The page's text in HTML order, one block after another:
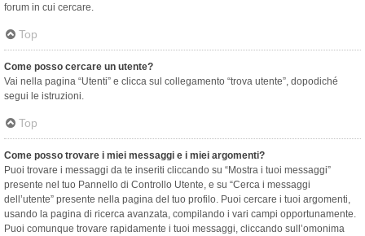
forum in cui cercare.
Top
Come posso cercare un utente?
Vai nella pagina “Utenti” e clicca sul collegamento “trova utente”, dopodiché
segui le istruzioni.
Top
Come posso trovare i miei messaggi e i miei argomenti?
Puoi trovare i messaggi da te inseriti cliccando su “Mostra i tuoi messaggi”
presente nel tuo Pannello di Controllo Utente, e su “Cerca i messaggi
dell’utente” presente nella pagina del tuo profilo. Puoi cercare i tuoi argomenti,
usando la pagina di ricerca avanzata, compilando i vari campi opportunamente.
Puoi comunque trovare rapidamente i tuoi messaggi, cliccando sull’omonima